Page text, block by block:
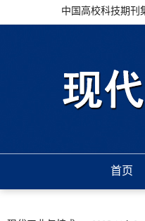
中国高校科技期刊
首页